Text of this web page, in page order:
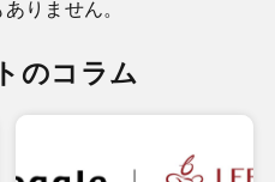
りません。
のコラム